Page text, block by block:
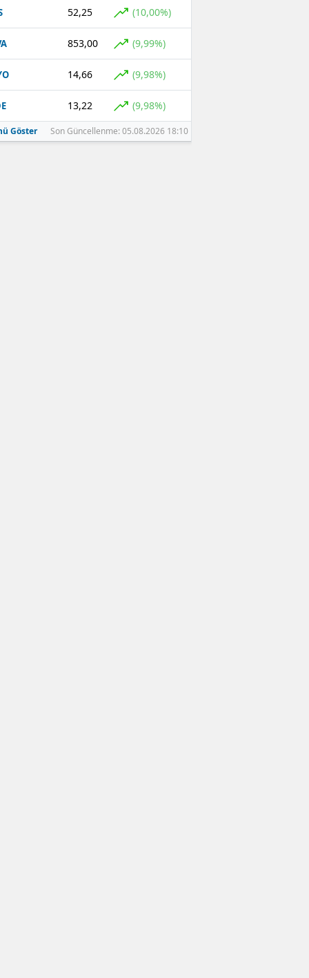
52,25 (10,00%)
853,00 (9,99%)
14,66 (9,98%)
13,22 (9,98%)
Göster Son Güncellenme: 05.08.2026 18:10